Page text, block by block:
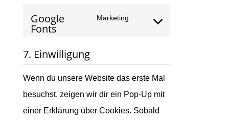
wordpress
Google
Fonts
Marketing
Consent
7. Einwilligung
Wenn du unsere Website das erste Mal
besuchst, zeigen wir dir ein Pop-Up mit
einer Erklärung über Cookies. Sobald